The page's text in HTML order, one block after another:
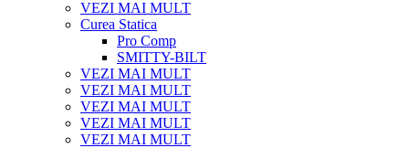
VEZI MAI MULT
Curea Statica
Pro Comp
SMITTY-BILT
VEZI MAI MULT
VEZI MAI MULT
VEZI MAI MULT
VEZI MAI MULT
VEZI MAI MULT